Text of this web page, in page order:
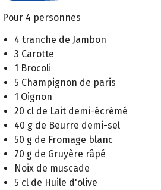
Pour 4 personnes
4 tranche de Jambon
3 Carotte
1 Brocoli
5 Champignon de paris
1 Oignon
20 cl de Lait demi-écrémé
40 g de Beurre demi-sel
50 g de Fromage blanc
70 g de Gruyère râpé
Noix de muscade
5 cl de Huile d'olive